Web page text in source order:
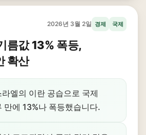
2026년 3월 2일 경제 국제
름값 13% 폭등,
확산
엘의 이란 공습으로 국제
만에 13%나 폭등했습니다.